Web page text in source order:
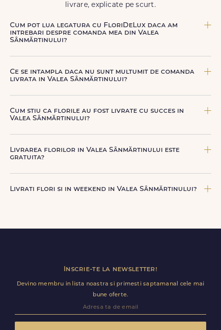
livrare, explicate pe scurt.
Cum pot lua legatura cu FloriDeLux daca am
intrebari despre comanda mea din Valea
Sânmărtinului?
pentru comenzile cu livrare in Valea Sânmărtinului. Ne
poti contacta oricand pentru informatii despre comanda,
Ce se intampla daca nu sunt multumit de comanda
livrata in Valea Sânmărtinului?
astfel incat poti comanda fara griji.
Cum stiu ca florile au fost livrate cu succes in
Valea Sânmărtinului?
prin SMS (daca ai bifat aceasta optiune) si email, care
confirma ca buchetul a ajuns la destinatar in Valea
Livrarea florilor in Valea Sânmărtinului este
gratuita?
Romania. Costul livrarii pentru Valea Sânmărtinului este
Livrati flori si in weekend in Valea Sânmărtinului?
calitate. Este solutia ideala pentru surprize de weekend
Inscrie-te la newsletter!
Devino membru in lista noastra si primesti saptamanal cele mai
bune oferte.